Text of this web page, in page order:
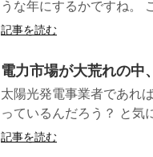
うな年にするかですね。
記事を読む
電力市場が大荒れの中
太陽光発電事業者であれ
っているんだろう？ と気
記事を読む